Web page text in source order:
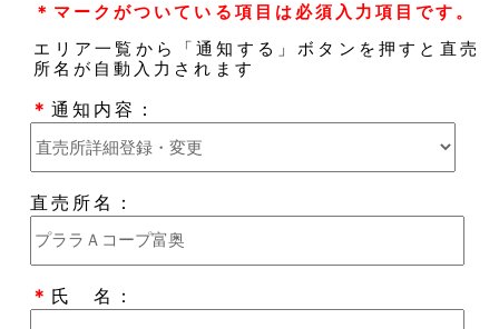
＊マークがついている項目は必須入力項目です。
エリア一覧から「通知する」ボタンを押すと直売
所名が自動入力されます
＊通知内容：
直売所名：
＊ 氏 名：